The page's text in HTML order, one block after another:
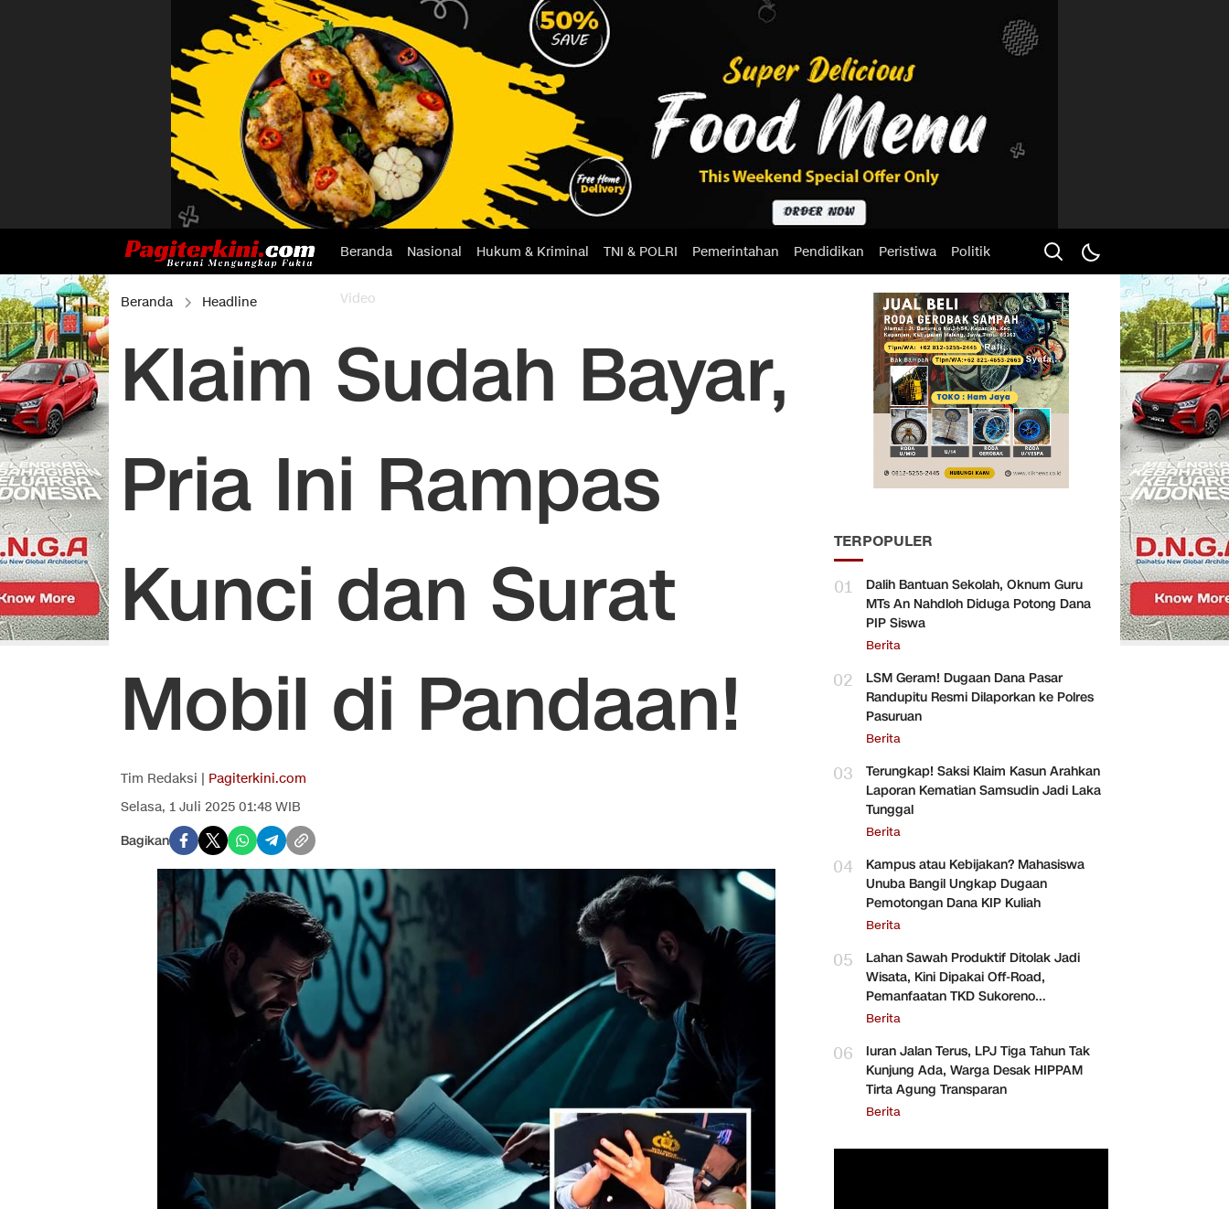
Beranda Nasional Hukum & Kriminal TNI & POLRI Pemerintahan Pendidikan Peristiwa Politik
Video
Beranda Headline
Klaim Sudah Bayar,
Pria Ini Rampas
Kunci dan Surat
Mobil di Pandaan!
Tim Redaksi | Pagiterkini.com
Selasa, 1 Juli 2025 01:48 WIB
Bagikan
TERPOPULER
01
Dalih Bantuan Sekolah, Oknum Guru
MTs An Nahdloh Diduga Potong Dana
PIP Siswa
Berita
02
LSM Geram! Dugaan Dana Pasar
Randupitu Resmi Dilaporkan ke Polres
Pasuruan
Berita
03
Terungkap! Saksi Klaim Kasun Arahkan
Laporan Kematian Samsudin Jadi Laka
Tunggal
Berita
04
Kampus atau Kebijakan? Mahasiswa
Unuba Bangil Ungkap Dugaan
Pemotongan Dana KIP Kuliah
Berita
05
Lahan Sawah Produktif Ditolak Jadi
Wisata, Kini Dipakai Off-Road,
Pemanfaatan TKD Sukoreno
Dipertanyakan
Berita
06
Iuran Jalan Terus, LPJ Tiga Tahun Tak
Kunjung Ada, Warga Desak HIPPAM
Tirta Agung Transparan
Berita